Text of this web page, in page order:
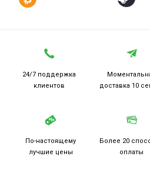
24/7 поддержка
клиентов
доставка 10
По-настоящему
лучшие цены
Более 20
оплаты